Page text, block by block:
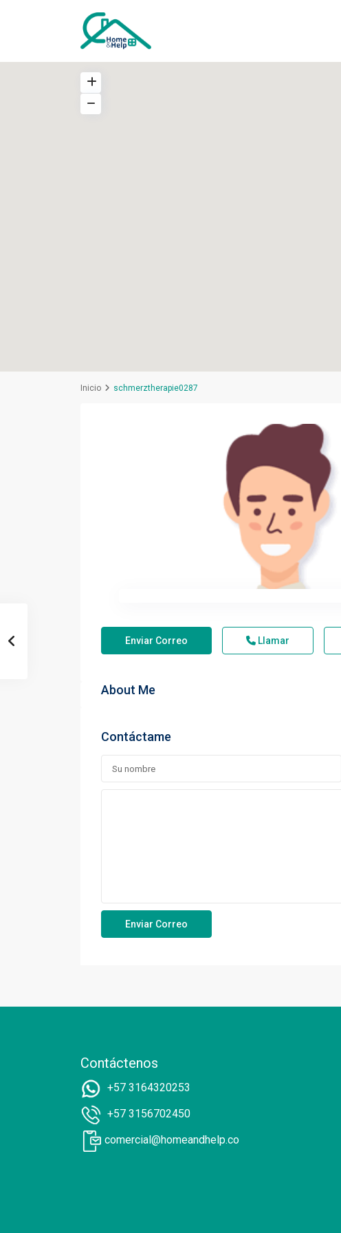
Inicio schmerztherapie0287
Enviar Correo Llamar
About Me
Contáctame
Contáctenos
+57 3164320253
+57 3156702450
comercial@homeandhelp.co